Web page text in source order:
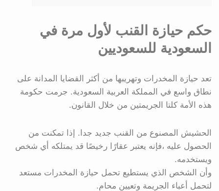
حكم حيازة القنب لأول مرة في
السعودية للسعوديين
تعد حيازة المخدرات وتهريبها من أكثر القضايا المدانة على
نطاق واسع في المملكة العربية السعودية. جرمت حكومة
هذه الأمة كلتا الجريمتين من خلال القانون.
الحشيش المصنوع من القنب جديد جدا. إذا تمكنت من
الحصول عليه ،فإنه يعتبر عقارًا رخيصًا قد يمتلكه أي شخص
ويستخدمه.
وأن الشخص الذي يستطيع تحمل حيازة المخدرات مستعد
لتحمل أعباء الجريمة وتعيين محامٍ.